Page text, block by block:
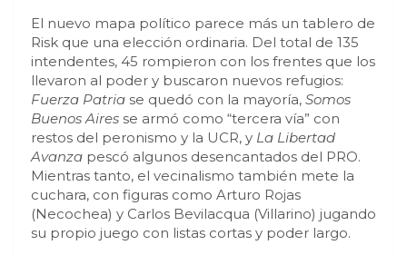
El nuevo mapa político parece más un tablero de
Risk que una elección ordinaria. Del total de 135
intendentes, 45 rompieron con los frentes que los
llevaron al poder y buscaron nuevos refugios:
Fuerza Patria se quedó con la mayoría, Somos
Buenos Aires se armó como “tercera vía” con
restos del peronismo y la UCR, y La Libertad
Avanza pescó algunos desencantados del PRO.
Mientras tanto, el vecinalismo también mete la
cuchara, con figuras como Arturo Rojas
(Necochea) y Carlos Bevilacqua (Villarino) jugando
su propio juego con listas cortas y poder largo.